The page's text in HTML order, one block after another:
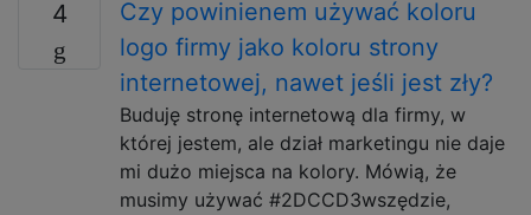
4
Czy powinienem używać koloru
logo firmy jako koloru strony
internetowej, nawet jeśli jest zły?
Buduję stronę internetową dla firmy, w
której jestem, ale dział marketingu nie daje
mi dużo miejsca na kolory. Mówią, że
musimy używać #2DCCD3wszędzie,